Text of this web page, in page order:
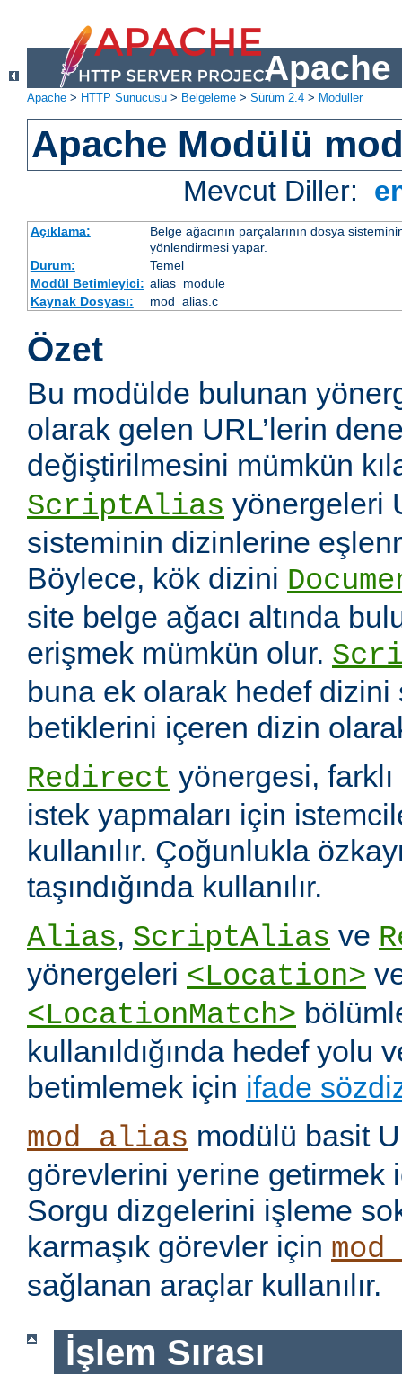
Apache
Apache > HTTP Sunucusu > Belgeleme > Sürüm 2.4 > Modüller
Apache Modülü
Mevcut Diller:
Açıklama:
Belge ağacının parçalarının dosya
yönlendirmesi yapar.
Durum:
Temel
Modül Betimleyici: alias_module
Kaynak Dosyası:
mod_alias.c
Özet
Bu modülde bulunan
olarak gelen URL’lerin
değiştirilmesini mümkün
ScriptAlias yönergeleri
sisteminin dizinlerine
Böylece, kök dizini
site belge ağacı altında
erişmek mümkün olur.
buna ek olarak hedef dizini
betiklerini içeren dizin
Redirect yönergesi,
istek yapmaları için
kullanılır. Çoğunlukla
taşındığında kullanılır.
Alias, ScriptAlias ve
yönergeleri <Location>
<LocationMatch>
kullanıldığında hedef yolu
betimlemek için ifade
mod_alias modülü basit
görevlerini yerine getirmek
Sorgu dizgelerini işleme
karmaşık görevler için
sağlanan araçlar kullanılır.
İşlem Sırası